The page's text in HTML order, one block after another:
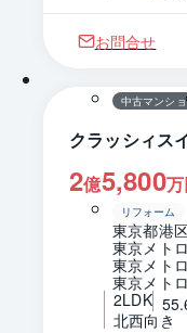
お問合せ
中古マンシ
クラッシィス
2億5,800
リフォーム
東京都港
東京メト
東京メト
東京メト
2LDK
北西向き